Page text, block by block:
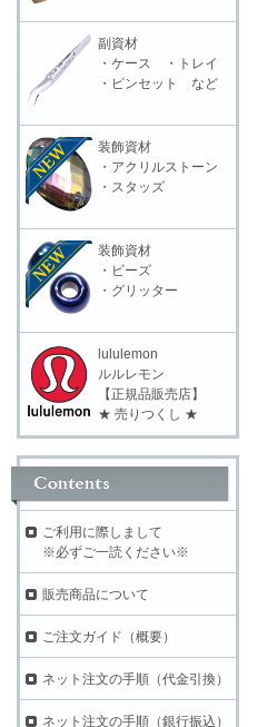
副資材
・ケース ・トレイ
・ピンセット など
装飾資材
・アクリルストーン
・スタッズ
装飾資材
・ビーズ
・グリッター
lululemon
ルルレモン
【正規品販売店】
★ 売りつくし ★
ご利用に際しまして
※必ずご一読ください※
販売商品について
ご注文ガイド（概要）
ネット注文の手順（代金引換）
ネット注文の手順（銀行振込）